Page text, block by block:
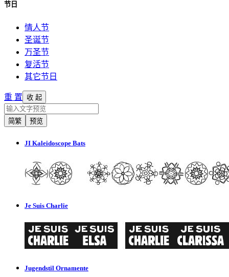
节日
情人节
圣诞节
万圣节
复活节
其它节日
重 置 收 起
简繁 预览
JI Kaleidoscope Bats
Je Suis Charlie
Jugendstil Ornamente